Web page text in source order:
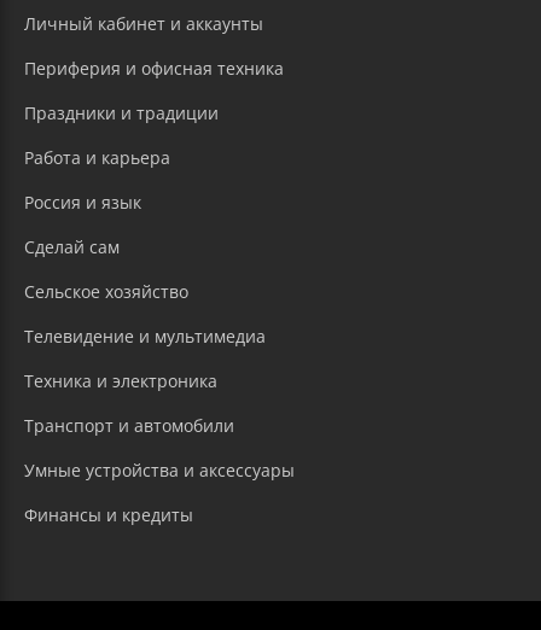
Личный кабинет и аккаунты
Периферия и офисная техника
Праздники и традиции
Работа и карьера
Россия и язык
Сделай сам
Сельское хозяйство
Телевидение и мультимедиа
Техника и электроника
Транспорт и автомобили
Умные устройства и аксессуары
Финансы и кредиты